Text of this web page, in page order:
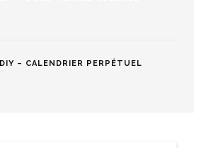
DIY – CALENDRIER PERPÉTUEL